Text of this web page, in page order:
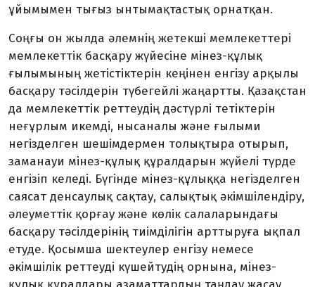
ұйымымен тығыз ынтымақтастық орнатқан.
Соңғы он жылда әлемнің жетекші мемлекеттері
мемлекеттік басқару жүйесіне мінез-құлық
ғылымының жетістіктерін кеңінен енгізу арқылы
басқару тәсілдерін түбегейлі жаңартты. Қазақстан
да мемлекеттік реттеудің дәстүрлі тетіктерін
неғұрлым икемді, нысаналы және ғылыми
негізделген шешімдермен толықтыра отырып,
заманауи мінез-құлық құралдарын жүйелі түрде
енгізіп келеді. Бүгінде мінез-құлыққа негізделген
саясат денсаулық сақтау, салықтық әкімшілендіру,
әлеуметтік қорғау және көлік салаларындағы
басқару тәсілдерінің тиімділігін арттыруға ықпал
етуде. Қосымша шектеулер енгізу немесе
әкімшілік реттеуді күшейтудің орнына, мінез-